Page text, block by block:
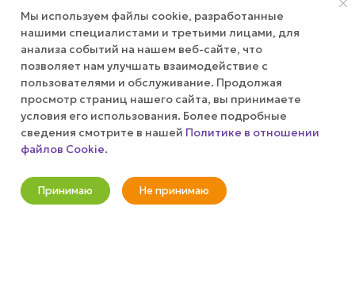
КОМПАНИЯ
ПУБЛИЧНАЯ ОФЕРТА
КАК СДЕЛАТЬ ЗАКАЗ?
+7 (800) 100-37-51
Мы используем файлы cookie, разработанные
нашими специалистами и третьими лицами, для
анализа событий на нашем веб-сайте, что
позволяет нам улучшать взаимодействие с
пользователями и обслуживание. Продолжая
просмотр страниц нашего сайта, вы принимаете
условия его использования. Более подробные
сведения смотрите в нашей Политике в отношении
файлов Cookie.
Принимаю Не принимаю